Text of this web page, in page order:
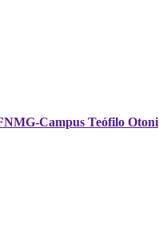
Campus Teófilo Otoni